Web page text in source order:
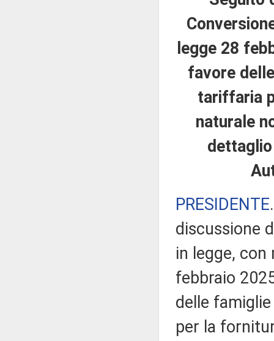
legge 28
favore
tariffaria
naturale
PRESIDENTE
discussione
in legge,
febbraio
delle
per la